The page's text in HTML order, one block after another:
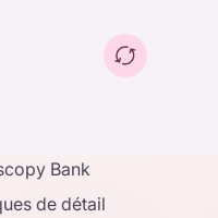
Bank
de détail